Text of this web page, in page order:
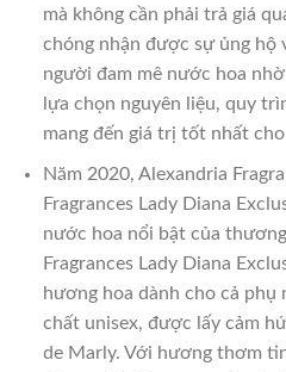
mà không cần phải trả giá
chóng nhận được sự ủng hộ
người đam mê nước hoa
lựa chọn nguyên liệu, quy
mang đến giá trị tốt nhất
Năm 2020, Alexandria
Fragrances Lady Diana
nước hoa nổi bật của
Fragrances Lady Diana
hương hoa dành cho cả phụ
chất unisex, được lấy cảm
de Marly. Với hương thơm